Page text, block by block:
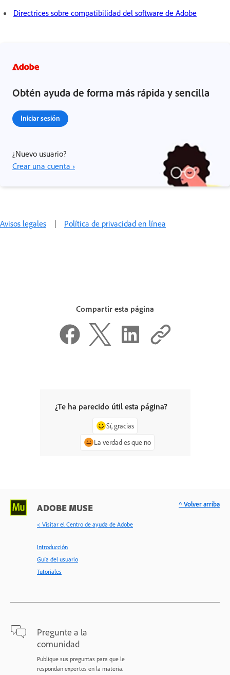
Directrices sobre compatibilidad del software de Adobe
Obtén ayuda de forma más rápida y sencilla
Iniciar sesión
¿Nuevo usuario?
Crear una cuenta ›
Avisos legales | Política de privacidad en línea
Compartir esta página
¿Te ha parecido útil esta página?
Sí, gracias
La verdad es que no
ADOBE MUSE
< Visitar el Centro de ayuda de Adobe
Introducción
Guía del usuario
Tutoriales
Pregunte a la
comunidad
Publique sus preguntas para que le
respondan expertos en la materia.
^ Volver arriba